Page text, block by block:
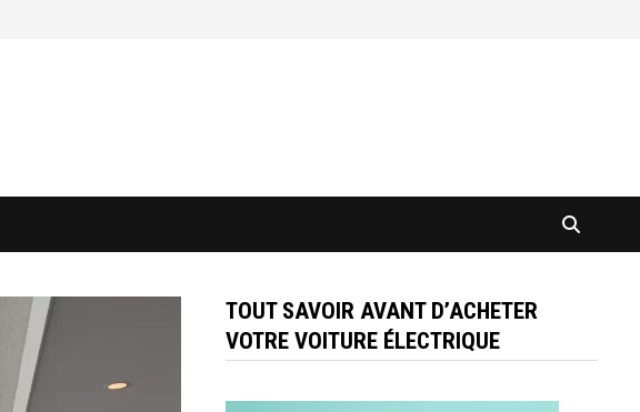
TOUT SAVOIR AVANT D’ACHETER
VOTRE VOITURE ÉLECTRIQUE